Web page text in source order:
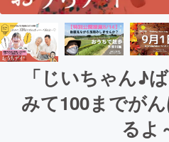
「じいちゃん♪
みて100までが
る